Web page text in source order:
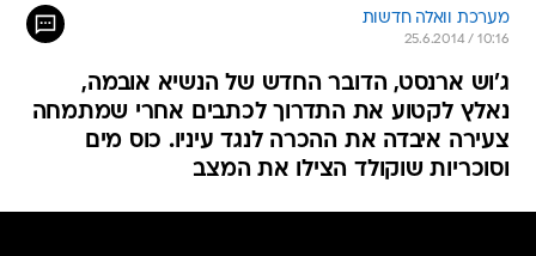
מערכת וואלה חדשות
25.6.2014 / 10:16
ג'וש ארנסט, הדובר החדש של הנשיא אובמה,
נאלץ לקטוע את התדרוך לכתבים אחרי שמתמחה
צעירה איבדה את ההכרה לנגד עיניו. כוס מים
וסוכריות שוקולד הצילו את המצב